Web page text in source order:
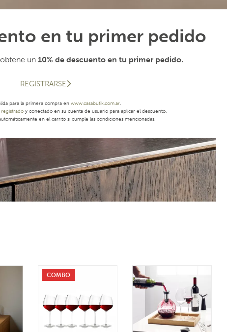
en tu primer pedido
un 10% de descuento en tu primer pedido.
REGISTRARSE
para la primera compra en www.casabutik.com.ar.
registrado y conectado en su cuenta de usuario para aplicar el descuento.
en el carrito si cumple las condiciones mencionadas.
COMBO